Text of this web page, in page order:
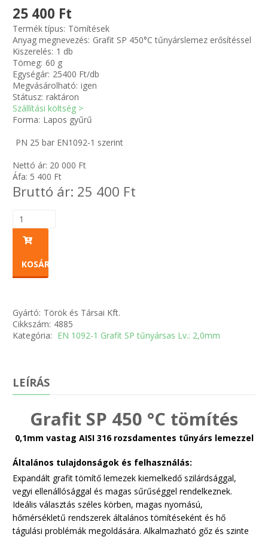
Zsinór Körszelvényű tömítőzsinórok
SIMÍTÓZÁRAS TASAK
ETETŐTÁL-TIPLI-GRANULÁTUM
25 400 Ft
Termék típus: Tömítések
Anyag megnevezés: Grafit SP 450°C tűnyárslemez erősítéssel
Kiszerelés: 1 db
Tömeg: 60 g
Egységár: 25400 Ft/db
Megvásárolható: igen
Státusz: raktáron
Szállítási költség >
Forma: Lapos gyűrű
PN 25 bar EN1092-1 szerint
Nettó ár: 20 000 Ft
Áfa: 5 400 Ft
Bruttó ár: 25 400 Ft
KOSÁRBA
Gyártó: Török és Társai Kft.
Cikkszám: 4885
Kategória: EN 1092-1 Grafit SP tűnyársas Lv.: 2,0mm
LEÍRÁS
Grafit SP 450 °C tömítés
0,1mm vastag AISI 316 rozsdamentes tűnyárs lemezzel
Általános tulajdonságok és felhasználás:
Expandált grafit tömítő lemezek kiemelkedő szilárdsággal,
vegyi ellenállósággal és magas sűrűséggel rendelkeznek.
Ideális választás széles körben, magas nyomású,
hőmérsékletű rendszerek általános tömítéseként és hő
tágulási problémák megoldására. Alkalmazható gőz és szinte